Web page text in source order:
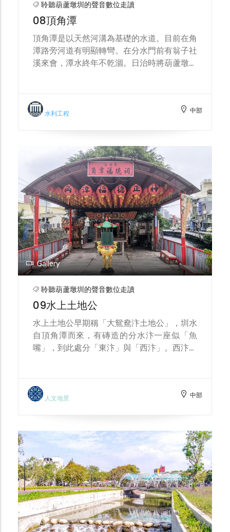
聆聽葫蘆墩圳的聲音數位走讀
08頂角潭
頂角潭是以天然河溝為基礎的水道。目前在角
潭路旁河道有明顯轉彎。在分水門前有翁子社
溪來會，潭水終年不乾涸。日治時將葫蘆墩圳
優質的「葫蘆墩」米。
水利工程 中部
Gallery
聆聽葫蘆墩圳的聲音數位走讀
09水上土地公
水上土地公早期稱「大鴛鴦汴土地公」，圳水
自頂角潭而來，有磚造的分水汴一座似「魚
嘴」，到此處分「東汴」與「西汴」。西汴灌
市區，突顯生命共同體的概念。
人文地景 中部